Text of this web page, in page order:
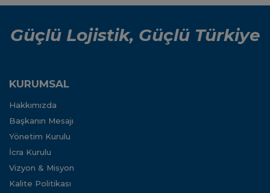
Güçlü Lojistik, Güçlü Türkiye
KURUMSAL
Hakkımızda
Başkanın Mesajı
Yönetim Kurulu
İcra Kurulu
Vizyon & Misyon
Kalite Politikası